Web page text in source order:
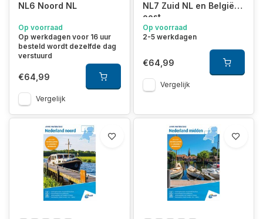
NL6 Noord NL
Op voorraad
Op werkdagen voor 16 uur
besteld wordt dezelfde dag
verstuurd
€64,99
Vergelijk
NL7 Zuid NL en België
oost
Op voorraad
2-5 werkdagen
€64,99
Vergelijk